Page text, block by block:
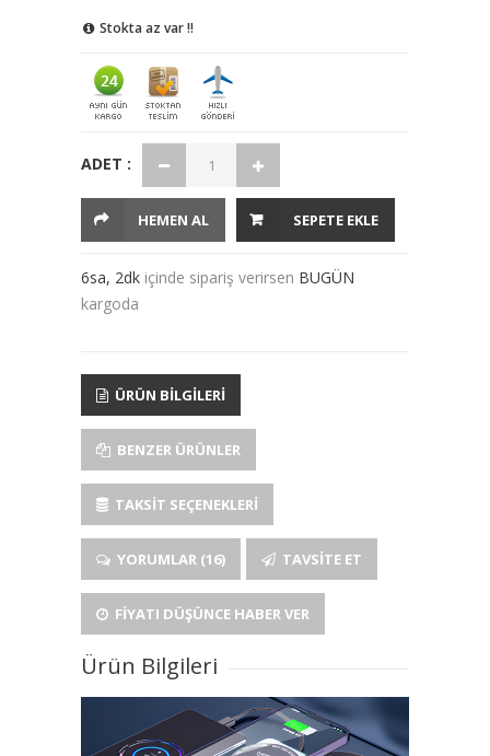
Stokta az var !!
ADET :
HEMEN AL SEPETE EKLE
6sa, 2dk içinde sipariş verirsen BUGÜN
kargoda
ÜRÜN BILGILERI
BENZER ÜRÜNLER
TAKSIT SEÇENEKLERI
YORUMLAR (16) TAVSITE ET
FIYATI DÜŞÜNCE HABER VER
Ürün Bilgileri